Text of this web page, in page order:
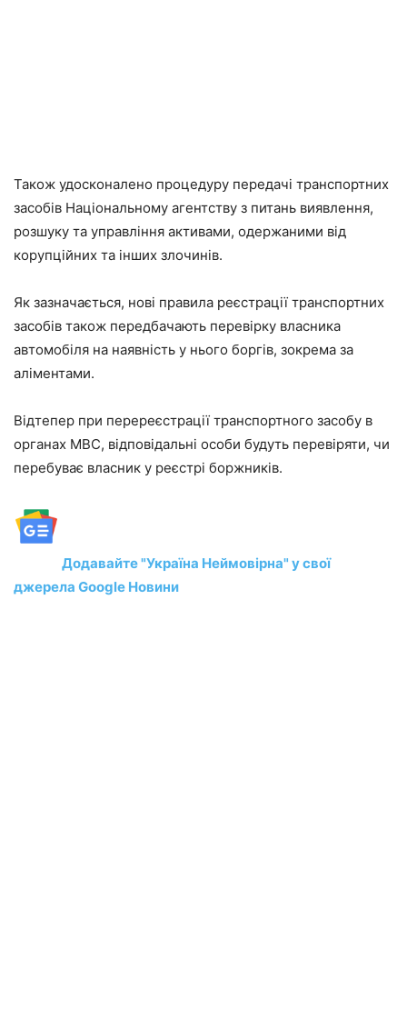
Також удосконалено процедуру передачі транспортних
засобів Національному агентству з питань виявлення,
розшуку та управління активами, одержаними від
корупційних та інших злочинів.
Як зазначається, нові правила реєстрації транспортних
засобів також передбачають перевірку власника
автомобіля на наявність у нього боргів, зокрема за
аліментами.
Відтепер при перереєстрації транспортного засобу в
органах МВС, відповідальні особи будуть перевіряти, чи
перебуває власник у реєстрі боржників.
Додавайте "Україна Неймовірна" у свої
джерела Google Новини